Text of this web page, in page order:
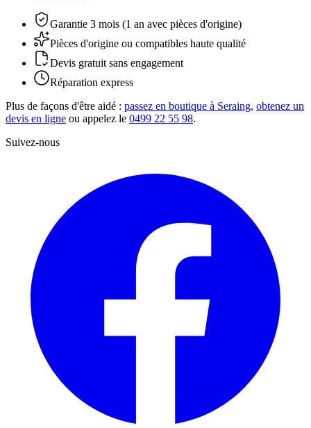
Garantie 3 mois (1 an avec pièces d'origine)
Pièces d'origine ou compatibles haute qualité
Devis gratuit sans engagement
Réparation express
Plus de façons d'être aidé : passez en boutique à Seraing, obtenez un
devis en ligne ou appelez le 0499 22 55 98.
Suivez-nous